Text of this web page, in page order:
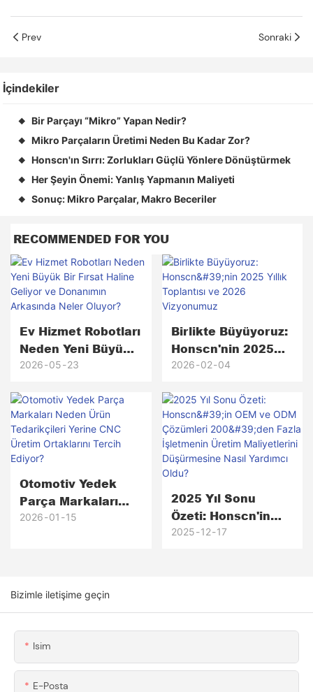
Prev Sonraki
İçindekiler
◆ Bir Parçayı “Mikro” Yapan Nedir?
◆ Mikro Parçaların Üretimi Neden Bu Kadar Zor?
◆ Honscn'ın Sırrı: Zorlukları Güçlü Yönlere Dönüştürmek
◆ Her Şeyin Önemi: Yanlış Yapmanın Maliyeti
◆ Sonuç: Mikro Parçalar, Makro Beceriler
RECOMMENDED FOR YOU
Ev Hizmet Robotları
Neden Yeni Büyük
Bir Fırsat Haline
Donanımın
Arkasında Neler
Oluyor?
2026 05 23
Birlikte Büyüyoruz:
Honscn'nin 2025
Yıllık Toplantısı Ve
2026 02 04
Otomotiv Yedek
Parça Markaları
Neden Ürün
Ediyor?
2026 01 15
2025 Yıl Sonu
Özeti: Honscn'in
OEM Ve ODM
2025 12 17
Bizimle iletişime geçin
Isim
E-Posta